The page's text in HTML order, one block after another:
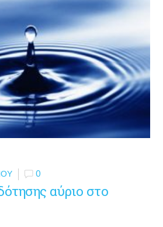
0
αύριο στο